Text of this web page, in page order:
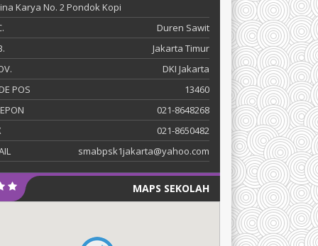
Karya No. 2 Pondok Kopi
Duren Sawit
Jakarta Timur
DKI Jakarta
POS
13460
021-8648268
021-8650482
smabpsk1jakarta@yahoo.com
MAPS SEKOLAH